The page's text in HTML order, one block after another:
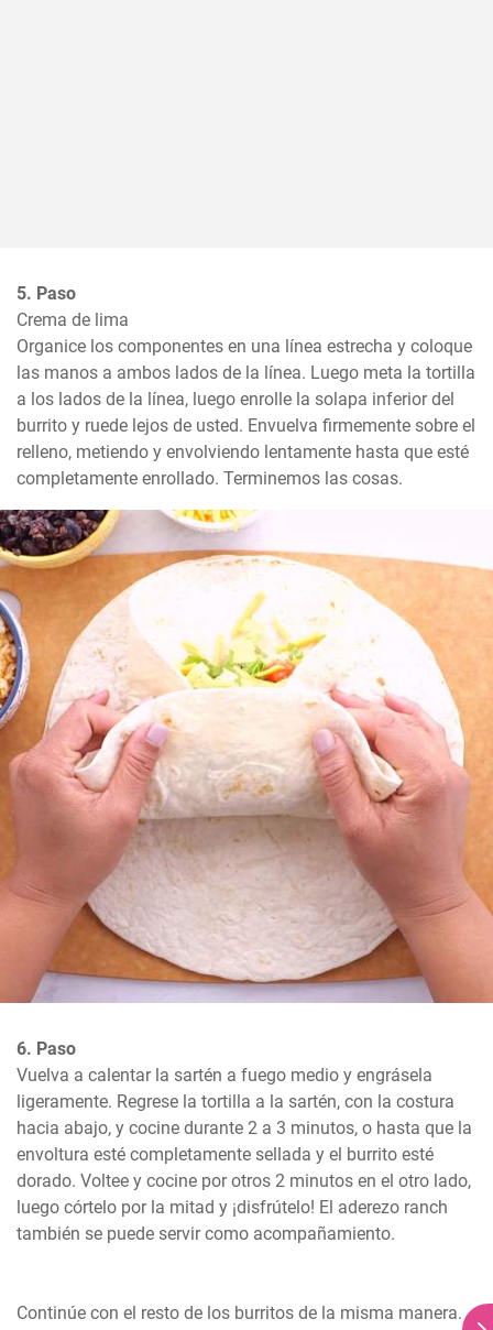
5. Paso
Crema de lima
Organice los componentes en una línea estrecha y coloque
las manos a ambos lados de la línea. Luego meta la tortilla
a los lados de la línea, luego enrolle la solapa inferior del
burrito y ruede lejos de usted. Envuelva firmemente sobre el
relleno, metiendo y envolviendo lentamente hasta que esté
completamente enrollado. Terminemos las cosas.
6. Paso
Vuelva a calentar la sartén a fuego medio y engrásela
ligeramente. Regrese la tortilla a la sartén, con la costura
hacia abajo, y cocine durante 2 a 3 minutos, o hasta que la
envoltura esté completamente sellada y el burrito esté
dorado. Voltee y cocine por otros 2 minutos en el otro lado,
luego córtelo por la mitad y ¡disfrútelo! El aderezo ranch
también se puede servir como acompañamiento.
Continúe con el resto de los burritos de la misma manera.